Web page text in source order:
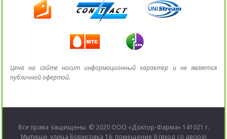
Цена на сайте носит информационный характер и не является
публичной офертой.
Все права защищены. © 2020 ООО «Доктор-Фарма» 141021 г.
Мытищи, улица Борисовка 16, помещение 6 (вход со двора)